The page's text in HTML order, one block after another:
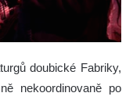
doubické Fabriky,
nekoordinovaně po